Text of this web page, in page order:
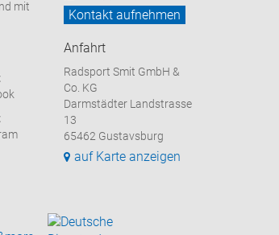
mit
Kontakt aufnehmen
Anfahrt
Radsport Smit GmbH &
Co. KG
Darmstädter Landstrasse
13
65462 Gustavsburg
auf Karte anzeigen